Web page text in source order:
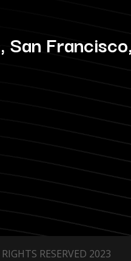
RESERVED 2023